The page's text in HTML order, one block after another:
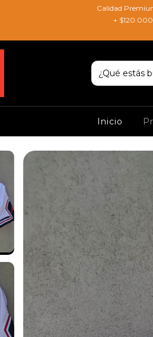
Calidad
+ $120.000
Inicio